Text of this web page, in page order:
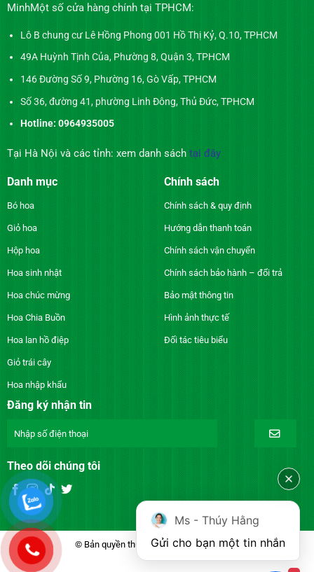
MinhMột số cửa hàng chính tại TPHCM:
Lô B chung cư Lê Hồng Phong 001 Hồ Thị Kỷ, Q.10, TPHCM
49A Huỳnh Tịnh Của, Phường 8, Quận 3, TPHCM
146 Đường Số 9, Phường 16, Gò Vấp, TPHCM
Số 36, đường 41, phường Linh Đông, Thủ Đức, TPHCM
Hotline: 0964935005
Tại Hà Nội và các tỉnh: xem danh sách tại đây
Danh mục
Bó hoa
Giỏ hoa
Hộp hoa
Hoa sinh nhật
Hoa chúc mừng
Hoa Chia Buồn
Hoa lan hồ điệp
Giỏ trái cây
Hoa nhập khẩu
Chính sách
Chính sách & quy định
Hướng dẫn thanh toán
Chính sách vận chuyển
Chính sách bảo hành – đổi trả
Bảo mật thông tin
Hình ảnh thực tế
Đối tác tiêu biểu
Đăng ký nhận tin
Theo dõi chúng tôi
© Bản quyền thuộc về DienhoaXANH.com
Ms - Thúy Hằng
Gửi cho bạn một tin nhắn